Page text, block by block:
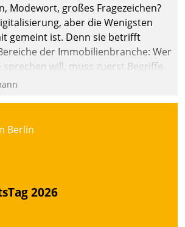
Modewort, großes Fragezeichen?
aber die Wenigsten
gemeint ist. Denn sie betrifft
der Immobilienbranche: Wer
will, muss zuerst Begriffe
ist die betriebliche Optimierung:
optimierte und automatisierte
darf nicht zu viel erwarten: Allein
einer neuen Software ist es nicht
Berlin
2026